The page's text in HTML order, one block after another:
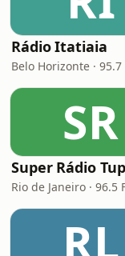
Rádio Itatiaia
SR
Super Rádio
Rio de Janeiro · 96.5
RL